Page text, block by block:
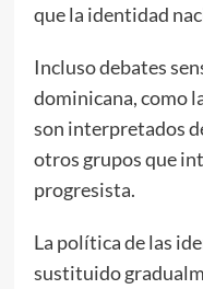
que la identidad
Incluso debates
dominicana, como
son interpretados
otros grupos que
progresista.
La política de las
sustituido